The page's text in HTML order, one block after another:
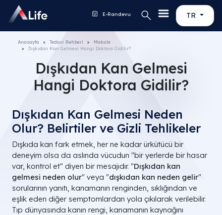
TR
E-Randevu
Anasayfa Tedavi Rehberi
Makale
Dışkıdan Kan Gelmesi Hangi Doktora Gidilir?
Dışkıdan Kan Gelmesi
Hangi Doktora Gidilir?
Dışkıdan Kan Gelmesi Neden
Olur? Belirtiler ve Gizli Tehlikeler
Dışkıda kan fark etmek, her ne kadar ürkütücü bir
deneyim olsa da aslında vücudun "bir yerlerde bir hasar
var, kontrol et" diyen bir mesajıdır. "Dışkıdan kan
gelmesi neden olur" veya "dışkıdan kan neden gelir"
sorularının yanıtı, kanamanın renginden, sıklığından ve
eşlik eden diğer semptomlardan yola çıkılarak verilebilir.
Tıp dünyasında kanın rengi, kanamanın kaynağını